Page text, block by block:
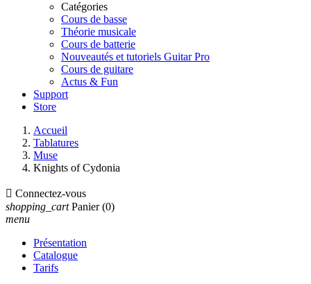
Catégories
Cours de basse
Théorie musicale
Cours de batterie
Nouveautés et tutoriels Guitar Pro
Cours de guitare
Actus & Fun
Support
Store
Accueil
Tablatures
Muse
Knights of Cydonia
 Connectez-vous
shopping_cart Panier (0)
menu
Présentation
Catalogue
Tarifs